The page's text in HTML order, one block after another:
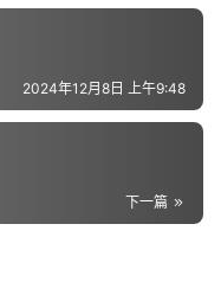
2024年12月8日 上午9:48
下一篇